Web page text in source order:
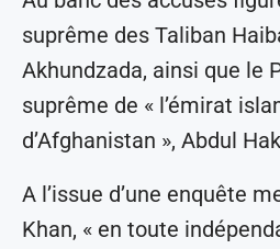
suprême des Taliban
Akhundzada, ainsi que le
suprême de « l’émirat
d’Afghanistan », Abdul
A l’issue d’une enquête
Khan, « en toute